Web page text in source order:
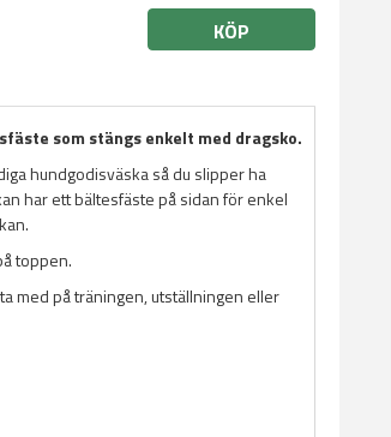
KÖP
som stängs enkelt med dragsko.
hundgodisväska så du slipper ha
har ett bältesfäste på sidan för enkel
toppen.
med på träningen, utställningen eller